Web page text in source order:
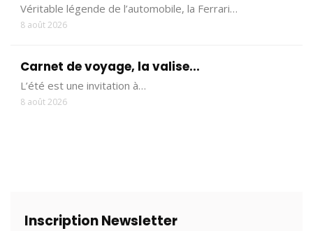
Véritable légende de l’automobile, la Ferrari…
8 août 2026
Carnet de voyage, la valise...
L’été est une invitation à…
8 août 2026
Inscription Newsletter